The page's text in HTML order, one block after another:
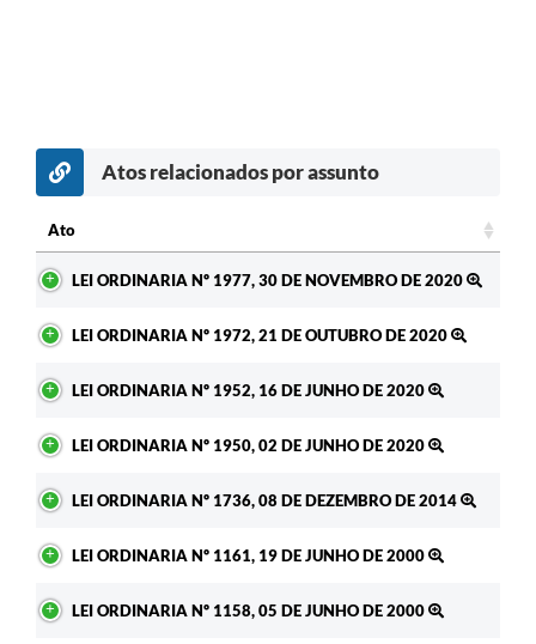
Atos relacionados por assunto
Ato
LEI ORDINARIA Nº 1977, 30 DE NOVEMBRO DE 2020
LEI ORDINARIA Nº 1972, 21 DE OUTUBRO DE 2020
LEI ORDINARIA Nº 1952, 16 DE JUNHO DE 2020
LEI ORDINARIA Nº 1950, 02 DE JUNHO DE 2020
LEI ORDINARIA Nº 1736, 08 DE DEZEMBRO DE 2014
LEI ORDINARIA Nº 1161, 19 DE JUNHO DE 2000
LEI ORDINARIA Nº 1158, 05 DE JUNHO DE 2000